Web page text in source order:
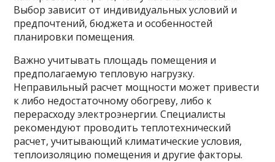
Выбор зависит от индивидуальных условий и
предпочтений, бюджета и особенностей
планировки помещения.
Важно учитывать площадь помещения и
предполагаемую тепловую нагрузку.
Неправильный расчет мощности может привести
к либо недостаточному обогреву, либо к
перерасходу электроэнергии. Специалисты
рекомендуют проводить теплотехнический
расчет, учитывающий климатические условия,
теплоизоляцию помещения и другие факторы.